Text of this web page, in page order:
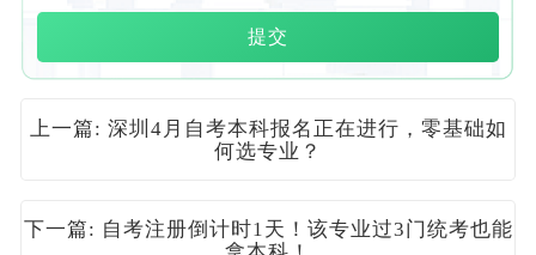
提交
上一篇: 深圳4月自考本科报名正在进行，零基础如
何选专业？
下一篇: 自考注册倒计时1天！该专业过3门统考也能